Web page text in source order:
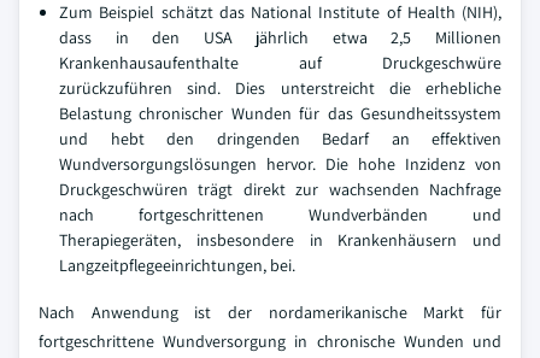
Zum Beispiel schätzt das National Institute of Health (NIH),
dass in den USA jährlich etwa 2,5 Millionen
Krankenhausaufenthalte auf Druckgeschwüre
zurückzuführen sind. Dies unterstreicht die erhebliche
Belastung chronischer Wunden für das Gesundheitssystem
und hebt den dringenden Bedarf an effektiven
Wundversorgungslösungen hervor. Die hohe Inzidenz von
Druckgeschwüren trägt direkt zur wachsenden Nachfrage
nach fortgeschrittenen Wundverbänden und
Therapiegeräten, insbesondere in Krankenhäusern und
Langzeitpflegeeinrichtungen, bei.
Nach Anwendung ist der nordamerikanische Markt für
fortgeschrittene Wundversorgung in chronische Wunden und